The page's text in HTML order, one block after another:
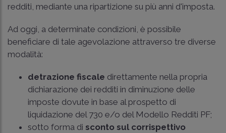
redditi, mediante una ripartizione su più anni d'imposta.
Ad oggi, a determinate condizioni, è possibile
beneficiare di tale agevolazione attraverso tre diverse
modalità:
detrazione fiscale direttamente nella propria
dichiarazione dei redditi in diminuzione delle
imposte dovute in base al prospetto di
liquidazione del 730 e/o del Modello Redditi PF;
sotto forma di sconto sul corrispettivo